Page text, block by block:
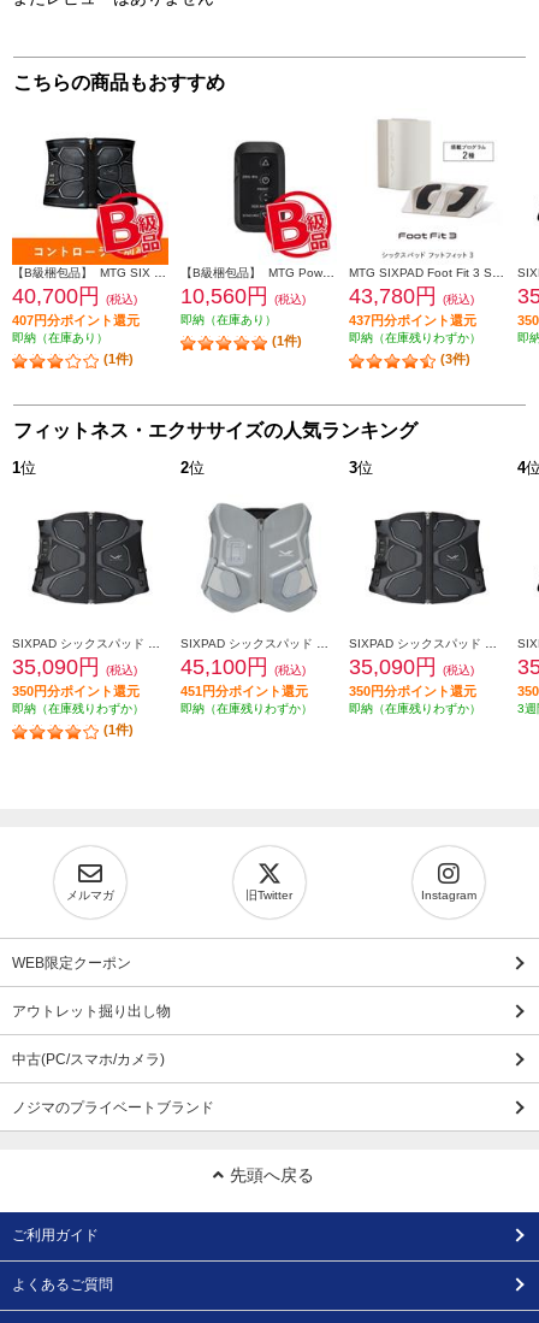
こちらの商品もおすすめ
40,700円 (税込)
407円分ポイント還元
即納（在庫あり）
(1件)
10,560円
(税込)
即納（在庫あり）
(1件)
43,780円 (税込)
437円分ポイント還元
即納（在庫残りわずか）
(3件)
即
フィットネス・エクササイズの人気ランキング
1位
35,090円 (税込)
350円分ポイント還元
即納（在庫残りわずか）
(1件)
2位
45,100円 (税込)
451円分ポイント還元
即納（在庫残りわずか）
3位
35,090円 (税込)
350円分ポイント還元
即納（在庫残りわずか）
4
3週
メルマガ 旧Twitter Instagram
WEB限定クーポン
アウトレット掘り出し物
中古(PC/スマホ/カメラ)
ノジマのプライベートブランド
先頭へ戻る
ご利用ガイド
よくあるご質問